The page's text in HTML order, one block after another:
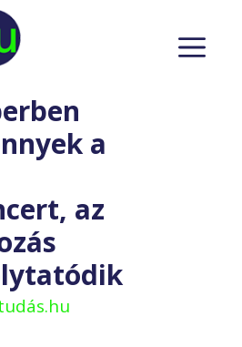
a
az